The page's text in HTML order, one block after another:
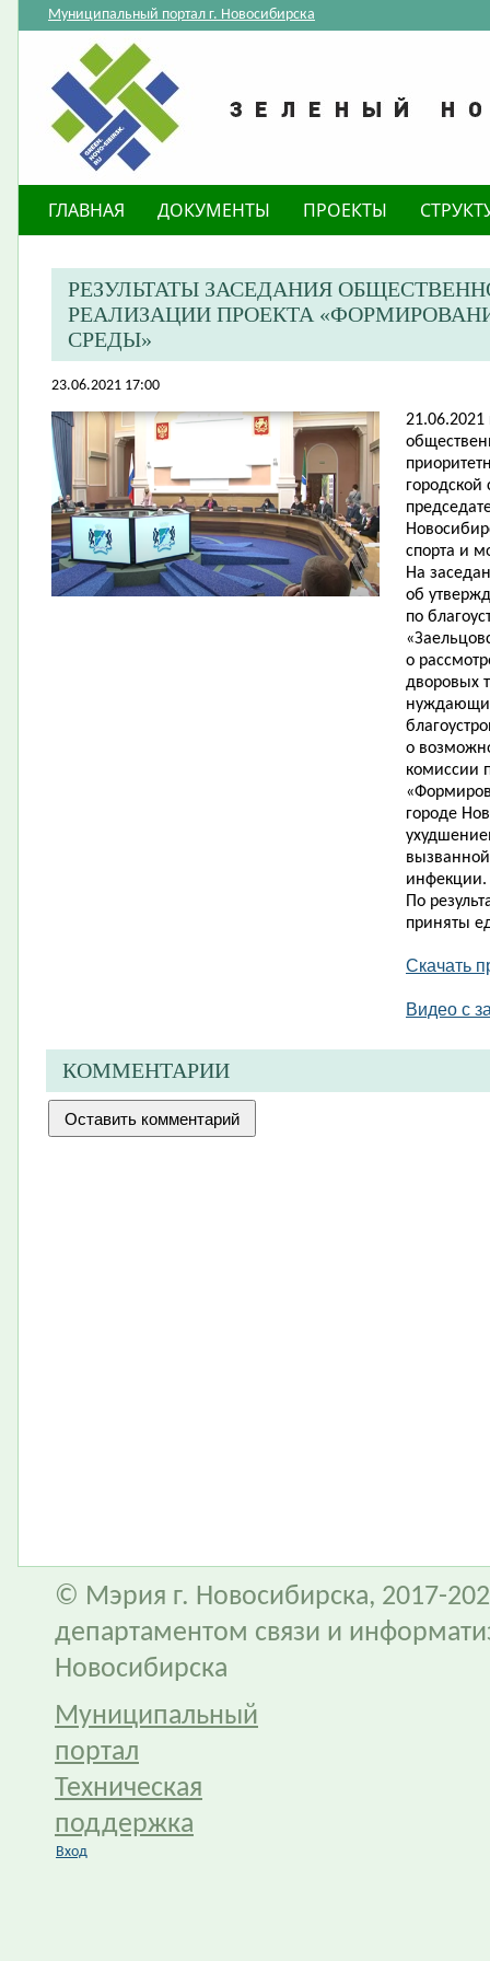
Муниципальный портал г. Новосибирска
ГЛАВНАЯ ДОКУМЕНТЫ ПРОЕКТЫ
РЕЗУЛЬТАТЫ ЗАСЕДАНИЯ
РЕАЛИЗАЦИИ ПРОЕКТА
СРЕДЫ»
23.06.2021 17:00
21.06.2021
спорта и
На
об
по
о
дворовых
о
комиссии
городе
инфекции.
По
приняты
Скачать
Видео с
КОММЕНТАРИИ
© Мэрия г. Новосибирска, 2017-
департаментом связи и
Новосибирска
Муниципальный
портал
Техническая
поддержка
Вход